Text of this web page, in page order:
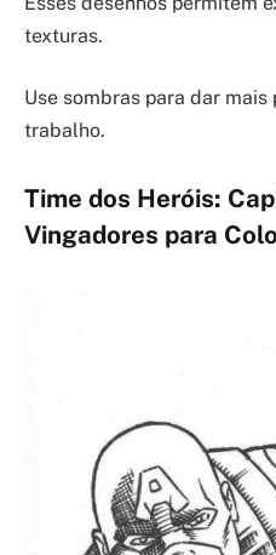
texturas.
Use sombras para dar
trabalho.
Time dos Heróis:
Vingadores para